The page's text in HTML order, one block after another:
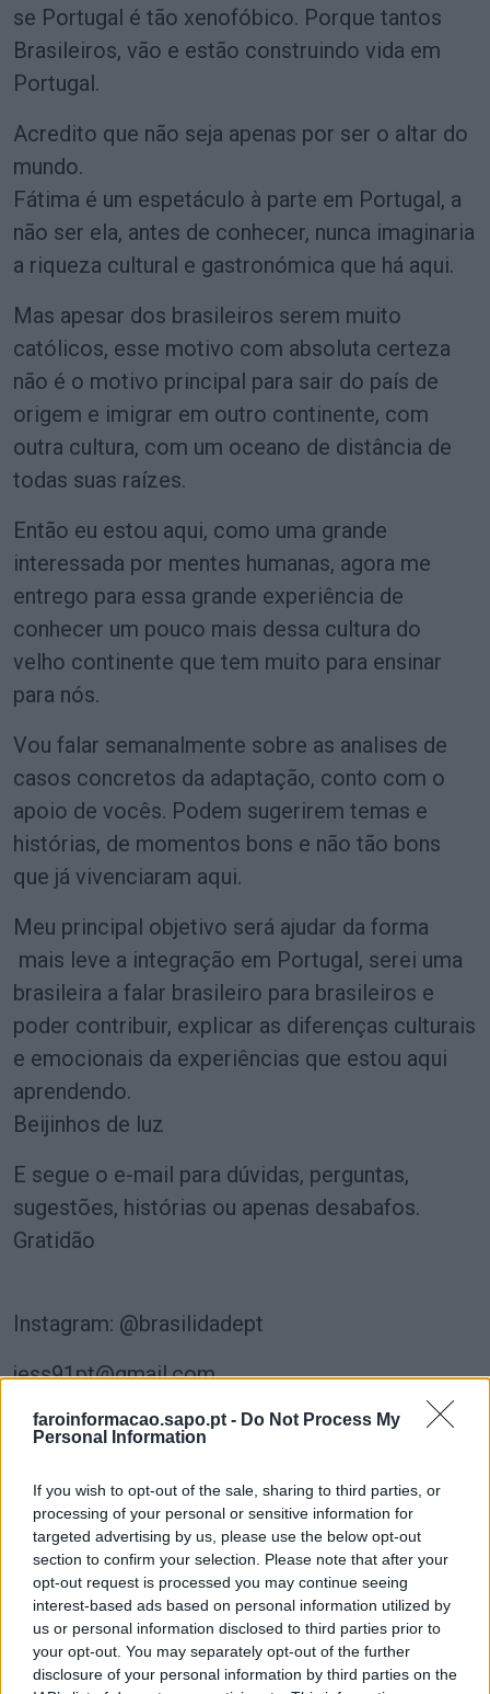
faroinformacao.sapo.pt - Do Not Process My
Personal Information
If you wish to opt-out of the sale, sharing to third parties, or
processing of your personal or sensitive information for
targeted advertising by us, please use the below opt-out
section to confirm your selection. Please note that after your
opt-out request is processed you may continue seeing
interest-based ads based on personal information utilized by
us or personal information disclosed to third parties prior to
your opt-out. You may separately opt-out of the further
disclosure of your personal information by third parties on the
se Portugal é tão xenofóbico. Porque tantos
Brasileiros, vão e estão construindo vida em
Portugal.
Acredito que não seja apenas por ser o altar do
mundo.
Fátima é um espetáculo à parte em Portugal, a
não ser ela, antes de conhecer, nunca imaginaria
a riqueza cultural e gastronómica que há aqui.
Mas apesar dos brasileiros serem muito
católicos, esse motivo com absoluta certeza
não é o motivo principal para sair do país de
origem e imigrar em outro continente, com
outra cultura, com um oceano de distância de
todas suas raízes.
Então eu estou aqui, como uma grande
interessada por mentes humanas, agora me
entrego para essa grande experiência de
conhecer um pouco mais dessa cultura do
velho continente que tem muito para ensinar
para nós.
Vou falar semanalmente sobre as analises de
casos concretos da adaptação, conto com o
apoio de vocês. Podem sugerirem temas e
histórias, de momentos bons e não tão bons
que já vivenciaram aqui.
Meu principal objetivo será ajudar da forma
mais leve a integração em Portugal, serei uma
brasileira a falar brasileiro para brasileiros e
poder contribuir, explicar as diferenças culturais
e emocionais da experiências que estou aqui
aprendendo.
Beijinhos de luz
E segue o e-mail para dúvidas, perguntas,
sugestões, histórias ou apenas desabafos.
Gratidão
Instagram: @brasilidadept
jess91pt@gmail.com
Partilhar nas redes sociais